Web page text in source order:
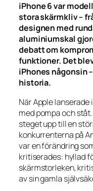
iPhone 6 var
stora skärmkliv –
designen med
aluminiumskal
debatt om
funktioner. Det
iPhones någonsin
historia.
När Apple lanserade
med pompa och
steget upp till en
konkurrenterna på
var en förändring
kritiserades: hyllad
skärmstorleken,
av sin gamla